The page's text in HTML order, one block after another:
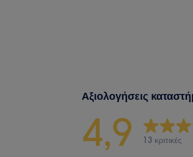
Αξιολογήσεις
4,9 13 κριτικές